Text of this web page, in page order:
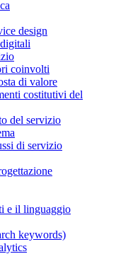
design
coinvolti
di valore
costitutivi del
del servizio
di servizio
e il linguaggio
keywords)